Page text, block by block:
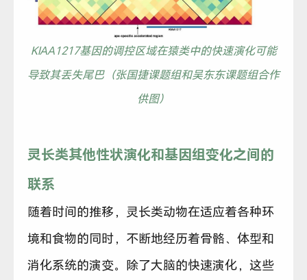
KIAA1217基因的调控区域在猿类中的快速演化可能
导致其丢失尾巴（张国捷课题组和吴东东课题组合作
供图）
灵长类其他性状演化和基因组变化之间的
联系
随着时间的推移，灵长类动物在适应着各种环
境和食物的同时，不断地经历着骨骼、体型和
消化系统的演变。除了大脑的快速演化，这些